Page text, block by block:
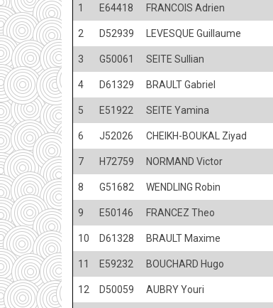
1 E64418 FRANCOIS Adrien
2 D52939 LEVESQUE Guillaume
3 G50061 SEITE Sullian
4 D61329 BRAULT Gabriel
5 E51922 SEITE Yamina
6 J52026 CHEIKH-BOUKAL Ziyad
7 H72759 NORMAND Victor
8 G51682 WENDLING Robin
9 E50146 FRANCEZ Theo
10 D61328 BRAULT Maxime
11 E59232 BOUCHARD Hugo
12 D50059 AUBRY Youri